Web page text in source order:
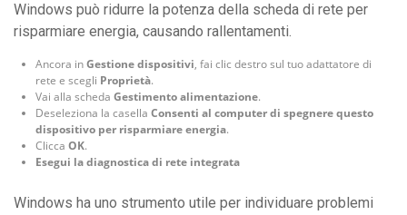
Windows può ridurre la potenza della scheda di rete per
risparmiare energia, causando rallentamenti.
Ancora inGestione dispositivi, fai clic destro sul tuo adattatore di
rete e scegli Proprietà.
Vai alla scheda Gestimento alimentazione.
Deseleziona la casella Consenti al computer di spegnere questo
dispositivo per risparmiare energia.
Clicca OK.
Esegui la diagnostica di rete integrata
Windows ha uno strumento utile per individuare problemi